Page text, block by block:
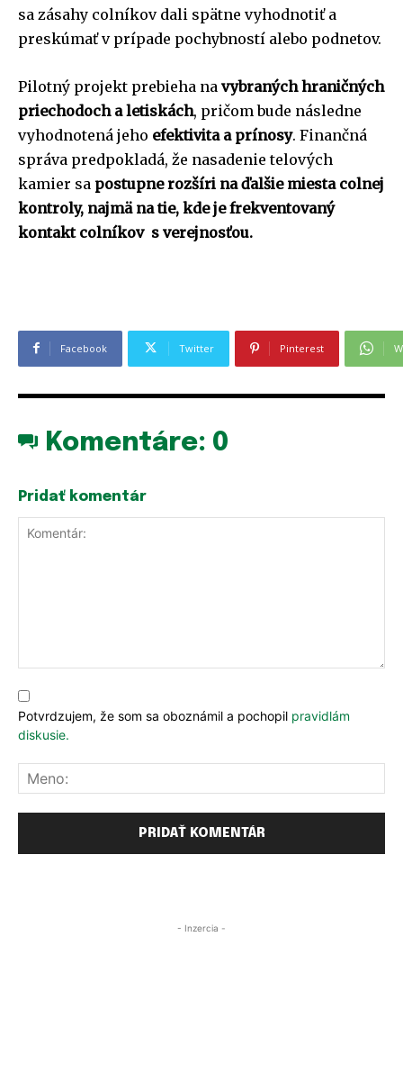
sa zásahy colníkov dali spätne vyhodnotiť a
preskúmať v prípade pochybností alebo podnetov.
Pilotný projekt prebieha na vybraných hraničných
priechodoch a letiskách, pričom bude následne
vyhodnotená jeho efektivita a prínosy. Finančná
správa predpokladá, že nasadenie telových
kamier sa postupne rozšíri na ďalšie miesta colnej
kontroly, najmä na tie, kde je frekventovaný
kontakt colníkov s verejnosťou.
Facebook Twitter Pinterest
Komentáre: 0
Pridať komentár
Potvrdzujem, že som sa oboznámil a pochopil pravidlám
diskusie.
- Inzercia -